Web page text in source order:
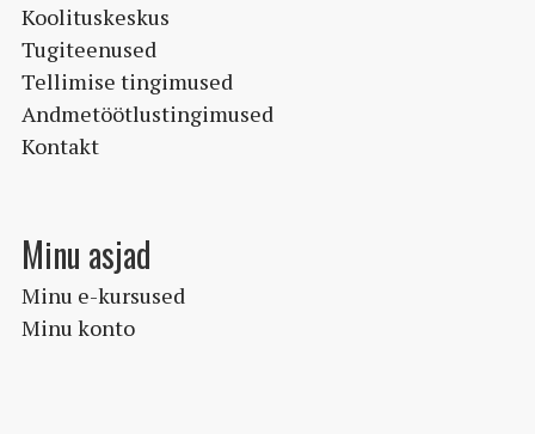
Koolituskeskus
Tugiteenused
Tellimise tingimused
Andmetöötlustingimused
Kontakt
Minu asjad
Minu e-kursused
Minu konto